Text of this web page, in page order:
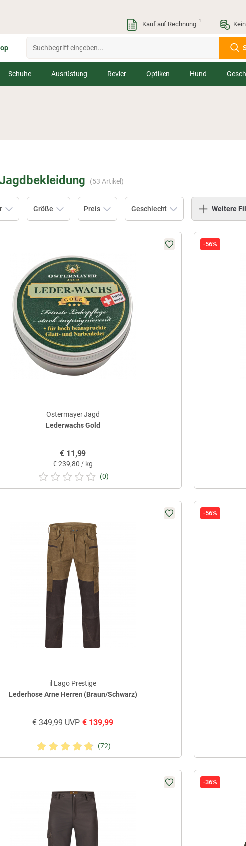
Kauf auf Rechnung ¹
Schuhe Ausrüstung Revier Optiken Hund
(53 Artikel)
Größe Preis Geschlecht Weitere
Ostermayer Jagd
Lederwachs Gold
€ 11,99
€ 239,80 / kg
(0)
-56%
il Lago Prestige
Lederhose Arne Herren (Braun/Schwarz)
€349,99UVP € 139,99
(72)
-56%
-36%